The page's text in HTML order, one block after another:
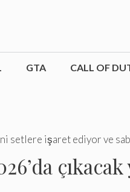
GTA CALL OF
setlere işaret ediyor ve